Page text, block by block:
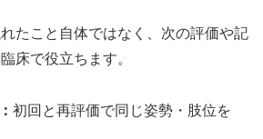
たこと自体ではなく、次の評価や記
床で役立ちます。
初回と再評価で同じ姿勢・肢位を